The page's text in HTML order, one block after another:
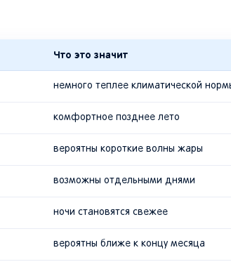
Что это значит
немного теплее климатической
комфортное позднее лето
вероятны короткие волны жары
возможны отдельными днями
ночи становятся свежее
вероятны ближе к концу месяца